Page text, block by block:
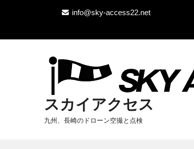
info@sky-access22.net
スカイアクセス
九州、長崎のドローン空撮と点検